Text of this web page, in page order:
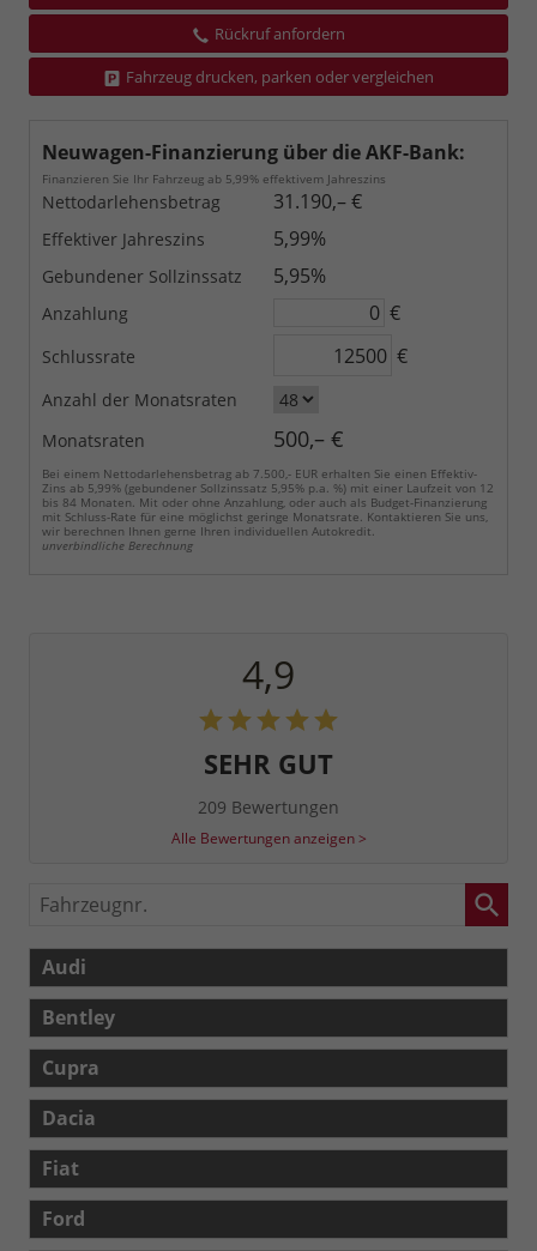
Rückruf anfordern
Fahrzeug drucken, parken oder vergleichen
Neuwagen-Finanzierung über die AKF-Bank:
Finanzieren Sie Ihr Fahrzeug ab 5,99% effektivem Jahreszins
Nettodarlehensbetrag 31.190,– €
Effektiver Jahreszins 5,99%
Gebundener Sollzinssatz 5,95%
Anzahlung €
Schlussrate €
Anzahl der Monatsraten
Monatsraten
500,– €
Bei einem Nettodarlehensbetrag ab 7.500,- EUR erhalten Sie einen Effektiv-
Zins ab 5,99% (gebundener Sollzinssatz 5,95% p.a. %) mit einer Laufzeit von 12
bis 84 Monaten. Mit oder ohne Anzahlung, oder auch als Budget-Finanzierung
mit Schluss-Rate für eine möglichst geringe Monatsrate. Kontaktieren Sie uns,
wir berechnen Ihnen gerne Ihren individuellen Autokredit.
unverbindliche Berechnung
4,9
SEHR GUT
209 Bewertungen
Alle Bewertungen anzeigen >
Fahrzeugnr.
Audi
Bentley
Cupra
Dacia
Fiat
Ford